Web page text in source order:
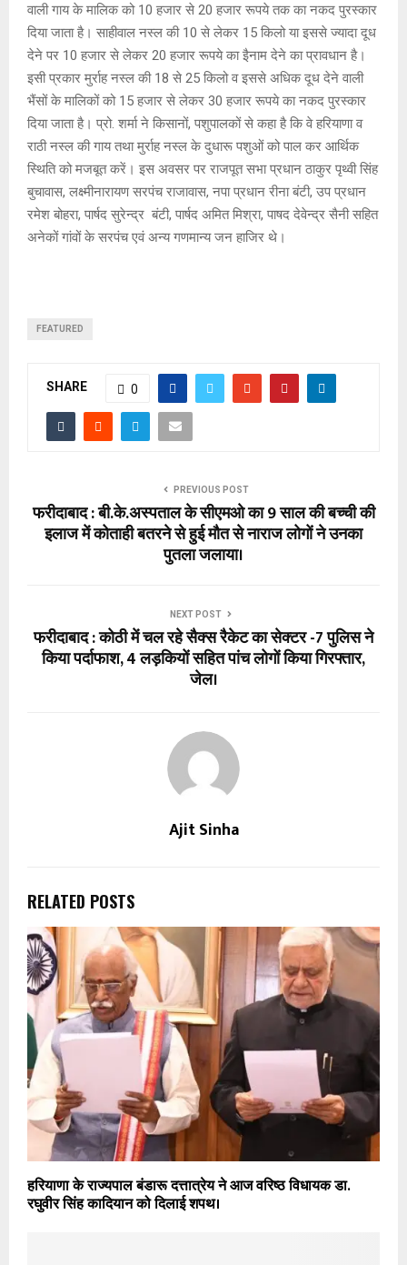
वाली गाय के मालिक को 10 हजार से 20 हजार रूपये तक का नकद पुरस्कार
दिया जाता है। साहीवाल नस्ल की 10 से लेकर 15 किलो या इससे ज्यादा दूध
देने पर 10 हजार से लेकर 20 हजार रूपये का इैनाम देने का प्रावधान है।
इसी प्रकार मुर्राह नस्ल की 18 से 25 किलो व इससे अधिक दूध देने वाली
भैंसों के मालिकों को 15 हजार से लेकर 30 हजार रूपये का नकद पुरस्कार
दिया जाता है। प्रो. शर्मा ने किसानों, पशुपालकों से कहा है कि वे हरियाणा व
राठी नस्ल की गाय तथा मुर्राह नस्ल के दुधारू पशुओं को पाल कर आर्थिक
स्थिति को मजबूत करें। इस अवसर पर राजपूत सभा प्रधान ठाकुर पृथ्वी सिंह
बुचावास, लक्ष्मीनारायण सरपंच राजावास, नपा प्रधान रीना बंटी, उप प्रधान
रमेश बोहरा, पार्षद सुरेन्द्र बंटी, पार्षद अमित मिश्रा, पाषद देवेन्द्र सैनी सहित
अनेकों गांवों के सरपंच एवं अन्य गणमान्य जन हाजिर थे।
FEATURED
SHARE 0
PREVIOUS POST
फरीदाबाद : बी.के.अस्पताल के सीएमओ का 9 साल की बच्ची की
इलाज में कोताही बतरने से हुई मौत से नाराज लोगों ने उनका
पुतला जलाया।
NEXT POST
फरीदाबाद : कोठी में चल रहे सैक्स रैकेट का सेक्टर -7 पुलिस ने
किया पर्दाफाश, 4 लड़कियों सहित पांच लोगों किया गिरफ्तार,
जेल।
Ajit Sinha
RELATED POSTS
हरियाणा के राज्यपाल बंडारू दत्तात्रेय ने आज वरिष्ठ विधायक डा.
रघुवीर सिंह कादियान को दिलाई शपथ।